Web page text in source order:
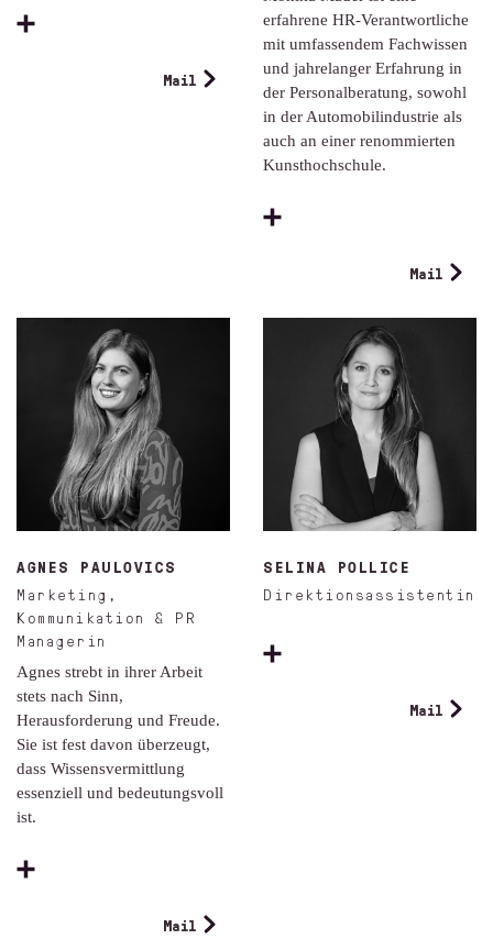
Mail
erfahrene HR-Verantwortliche
mit umfassendem Fachwissen
und jahrelanger Erfahrung in
der Personalberatung, sowohl
in der Automobilindustrie als
auch an einer renommierten
Kunsthochschule.
Mail
AGNES PAULOVICS
Marketing,
Kommunikation & PR
Managerin
Agnes strebt in ihrer Arbeit
stets nach Sinn,
Herausforderung und Freude.
Sie ist fest davon überzeugt,
dass Wissensvermittlung
essenziell und bedeutungsvoll
ist.
Mail
SELINA POLLICE
Direktionsassistentin
Mail